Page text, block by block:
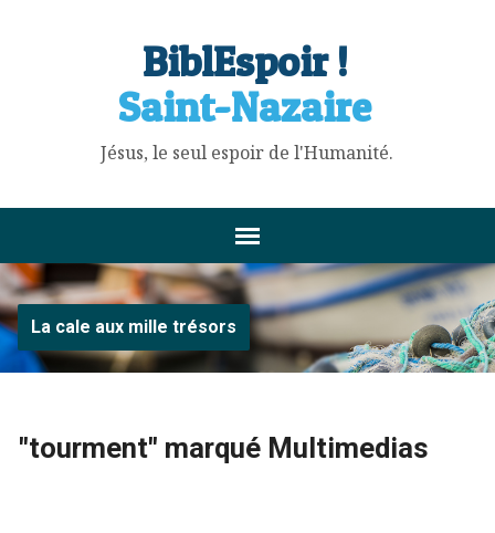
BiblEspoir !
Saint-Nazaire
Jésus, le seul espoir de l'Humanité.
La cale aux mille trésors
"tourment" marqué Multimedias